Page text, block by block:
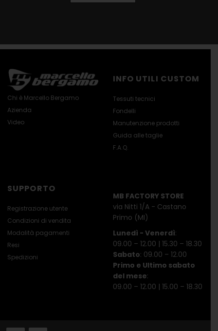
Chi è Marcello Bergamo
Azienda
Video
INFO UTILI CUSTOM
Tessuti tecnici
Fondelli
Manutenzione prodotti
Guida alle taglie
F.A.Q.
SUPPORTO
Registrazione utente
Condizioni di vendita
Modalità pagamenti
Resi
Spedizioni
MB FACTORY STORE
via Nitti 1/A - Castano
Primo (MI)
Lunedì - Venerdì:
09.00 – 12.00 | 15.30 – 18.30
Sabato: 09.00 – 12.00
Primo e Ultimo sabato
del mese:
09.00 – 12.00 | 15.00 – 18.30